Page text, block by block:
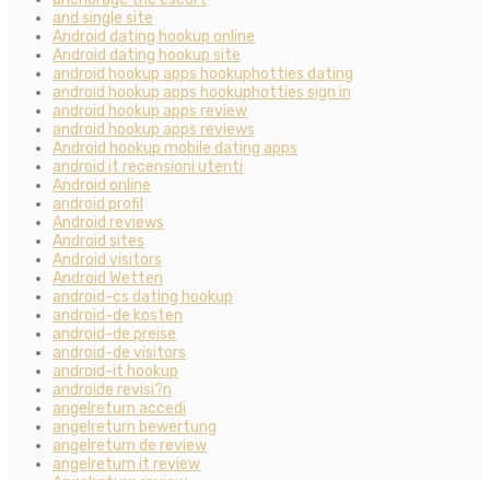
and single site
Android dating hookup online
Android dating hookup site
android hookup apps hookuphotties dating
android hookup apps hookuphotties sign in
android hookup apps review
android hookup apps reviews
Android hookup mobile dating apps
android it recensioni utenti
Android online
android profil
Android reviews
Android sites
Android visitors
Android Wetten
android-cs dating hookup
android-de kosten
android-de preise
android-de visitors
android-it hookup
androide revisi?n
angelreturn accedi
angelreturn bewertung
angelreturn de review
angelreturn it review